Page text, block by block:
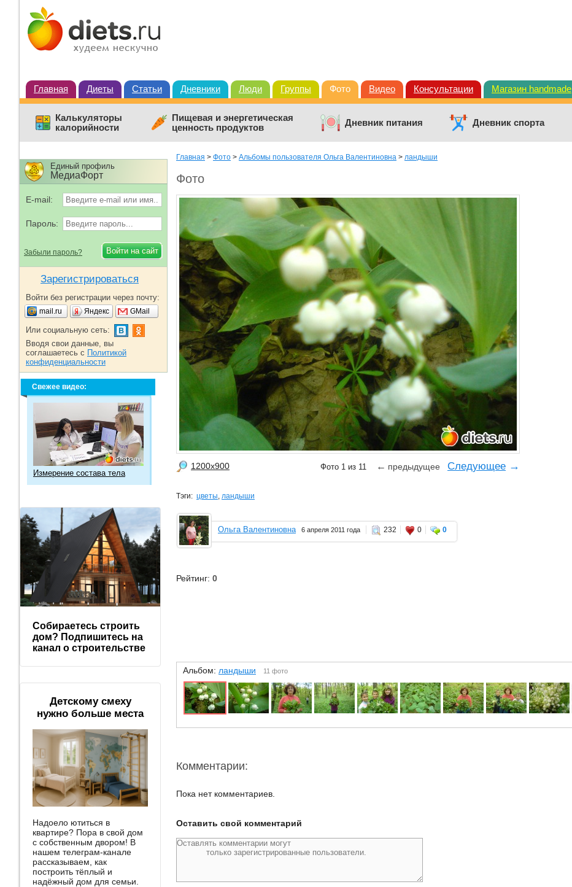
Главная Диеты Статьи Дневники Люди Группы Фото Видео Консультации Магазин handmade
Калькуляторы
калорийности
Пищевая и энергетическая
ценность продуктов
Дневник питания Дневник спорта
Главная > Фото > Альбомы пользователя Ольга Валентиновна > ландыши
Фото
1200x900 Фото 1 из 11 ← предыдущее Следующее →
Тэги: цветы, ландыши
Ольга Валентиновна 6 апреля 2011 года 232 0 0
Рейтинг: 0
Альбом: ландыши 11 фото
Комментарии:
Пока нет комментариев.
Оставить свой комментарий
Единый профиль
МедиаФорт
E-mail:
Пароль:
Забыли пароль?
Зарегистрироваться
Войти без регистрации через почту:
mail.ru Яндекс GMail
Или социальную сеть:
Вводя свои данные, вы
соглашаетесь с Политикой
конфиденциальности
Свежее видео:
Измерение состава тела
Собираетесь строить
дом? Подпишитесь на
канал о строительстве
Детскому смеху
нужно больше места
Надоело ютиться в
квартире? Пора в свой дом
с собственным двором! В
нашем телеграм-канале
рассказываем, как
построить тёплый и
надёжный дом для семьи.